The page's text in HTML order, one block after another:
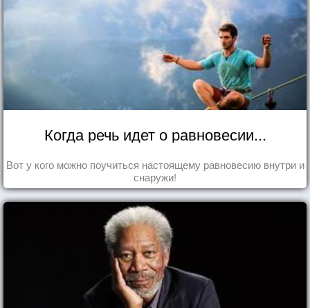
Когда речь идет о равновесии...
Вот у кого можно поучиться настоящему равновесию внутри и
снаружи!